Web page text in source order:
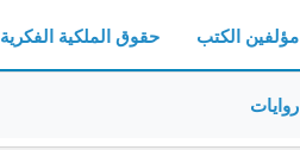
مؤلفين الكتب حقوق الملكية الفكرية
روايات